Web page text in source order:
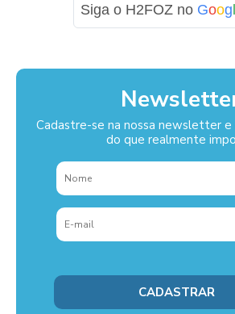
Siga o H2FOZ no Googl
Cadastre-se na nossa newsletter
do que realmente